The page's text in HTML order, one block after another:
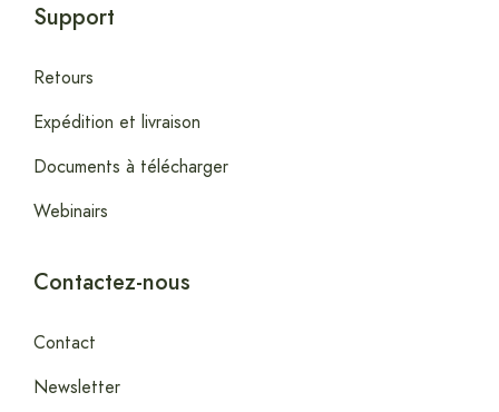
Support
Retours
Expédition et livraison
Documents à télécharger
Webinairs
Contactez-nous
Contact
Newsletter